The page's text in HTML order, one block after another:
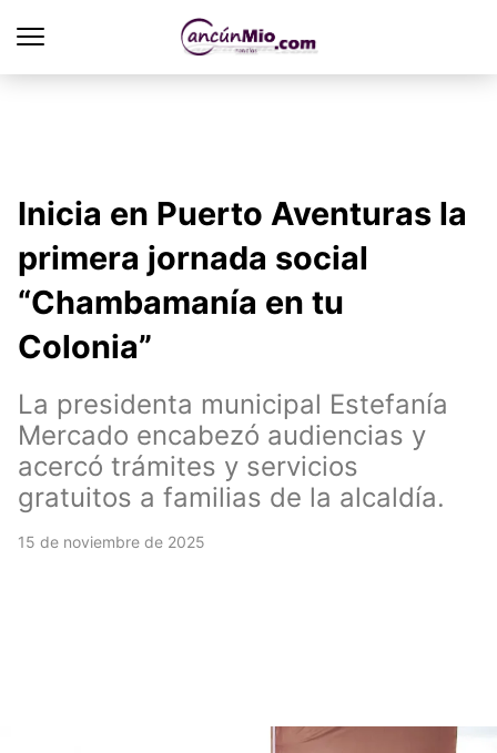
Inicia en Puerto Aventuras la
primera jornada social
“Chambamanía en tu
Colonia”
La presidenta municipal Estefanía
Mercado encabezó audiencias y
acercó trámites y servicios
gratuitos a familias de la alcaldía.
15 de noviembre de 2025